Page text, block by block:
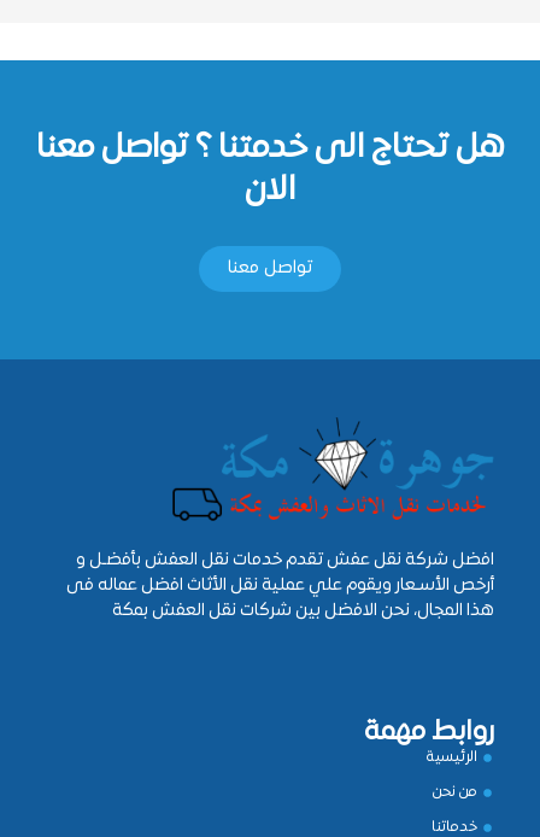
هل تحتاج الى خدمتنا ؟ تواصل معنا
الان
تواصل معنا
افضل شركة نقل عفش تقدم خدمات نقل العفش بأفضـل و
أرخص الأسـعار ويقوم علي عملية نقل الأثاث افضل عماله فى
هذا المجال، نحن الافضل بين شركات نقل العفش بمكة
روابط مهمة
الرئيسية
من نحن
خدماتنا